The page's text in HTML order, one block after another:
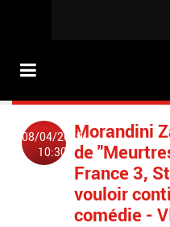
08/04/2019
10:30
Morandini
de
France 3,
vouloir
comédie -